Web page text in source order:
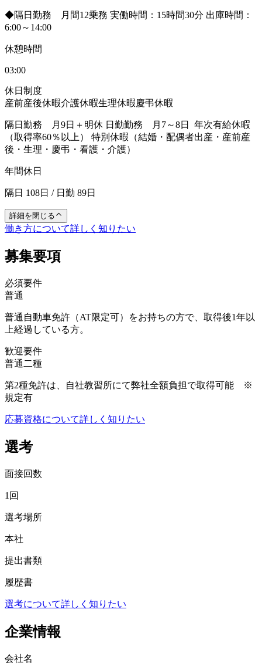
◆隔日勤務 月間12乗務 実働時間：15時間30分 出庫時間：
6:00～14:00
休憩時間
03:00
休日制度
産前産後休暇介護休暇生理休暇慶弔休暇
隔日勤務 月9日＋明休 日勤勤務 月7～8日 ‍ 年次有給休暇
（取得率60％以上） 特別休暇（結婚・配偶者出産・産前産
後・生理・慶弔・看護・介護）
年間休日
隔日 108日 / 日勤 89日
詳細を閉じる
働き方について詳しく知りたい
募集要項
必須要件
普通
普通自動車免許（AT限定可）をお持ちの方で、取得後1年以
上経過している方。
歓迎要件
普通二種
第2種免許は、自社教習所にて弊社全額負担で取得可能 ※
規定有
応募資格について詳しく知りたい
選考
面接回数
1回
選考場所
本社
提出書類
履歴書
選考について詳しく知りたい
企業情報
会社名